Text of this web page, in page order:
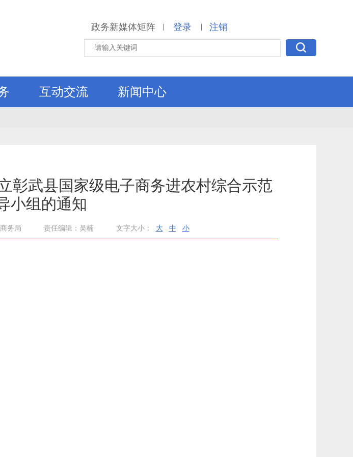
政务新媒体矩阵 | 登录 | 注销
互动交流 新闻中心
彰武县国家级电子商务进农村综合示范
小组的通知
务局 责任编辑：吴楠 文字大小： 大 中 小